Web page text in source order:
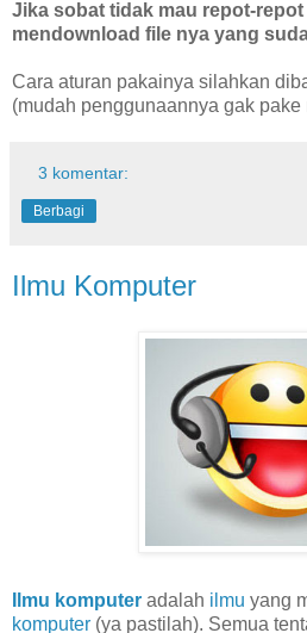
Jika sobat tidak mau repot-
mendownload file nya yang
Cara aturan pakainya silahkan
(mudah penggunaannya gak pake
3 komentar:
Berbagi
Ilmu Komputer
Ilmu komputer adalah ilmu yang
komputer (ya pastilah). Semua